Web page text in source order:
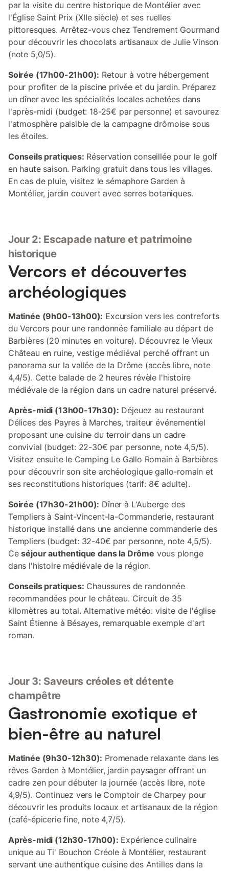
par la visite du centre historique de Montélier avec
l'Église Saint Prix (XIIe siècle) et ses ruelles
pittoresques. Arrêtez-vous chez Tendrement Gourmand
pour découvrir les chocolats artisanaux de Julie Vinson
(note 5,0/5).
Soirée (17h00-21h00): Retour à votre hébergement
pour profiter de la piscine privée et du jardin. Préparez
un dîner avec les spécialités locales achetées dans
l'après-midi (budget: 18-25€ par personne) et savourez
l'atmosphère paisible de la campagne drômoise sous
les étoiles.
Conseils pratiques: Réservation conseillée pour le golf
en haute saison. Parking gratuit dans tous les villages.
En cas de pluie, visitez le sémaphore Garden à
Montélier, jardin couvert avec serres botaniques.
Jour 2: Escapade nature et patrimoine
historique
Vercors et découvertes
archéologiques
Matinée (9h00-13h00): Excursion vers les contreforts
du Vercors pour une randonnée familiale au départ de
Barbières (20 minutes en voiture). Découvrez le Vieux
Château en ruine, vestige médiéval perché offrant un
panorama sur la vallée de la Drôme (accès libre, note
4,4/5). Cette balade de 2 heures révèle l'histoire
médiévale de la région dans un cadre naturel préservé.
Après-midi (13h00-17h30): Déjeuez au restaurant
Délices des Payres à Marches, traiteur événementiel
proposant une cuisine du terroir dans un cadre
convivial (budget: 22-30€ par personne, note 4,5/5).
Visitez ensuite le Camping Le Gallo Romain à Barbières
pour découvrir son site archéologique gallo-romain et
ses reconstitutions historiques (tarif: 8€ adulte).
Soirée (17h30-21h00): Dîner à L'Auberge des
Templiers à Saint-Vincent-la-Commanderie, restaurant
historique installé dans une ancienne commanderie des
Templiers (budget: 32-40€ par personne, note 4,5/5).
Ceséjour authentique dans la Drôme vous plonge
dans l'histoire médiévale de la région.
Conseils pratiques: Chaussures de randonnée
recommandées pour le château. Circuit de 35
kilomètres au total. Alternative météo: visite de l'église
Saint Étienne à Bésayes, remarquable exemple d'art
roman.
Jour 3: Saveurs créoles et détente
champêtre
Gastronomie exotique et
bien-être au naturel
Matinée (9h30-12h30): Promenade relaxante dans les
rêves Garden à Montélier, jardin paysager offrant un
cadre zen pour débuter la journée (accès libre, note
4,9/5). Continuez vers le Comptoir de Charpey pour
découvrir les produits locaux et artisanaux de la région
(café-épicerie fine, note 4,7/5).
Après-midi (12h30-17h00): Expérience culinaire
unique au Ti' Bouchon Créole à Montélier, restaurant
servant une authentique cuisine des Antilles dans la